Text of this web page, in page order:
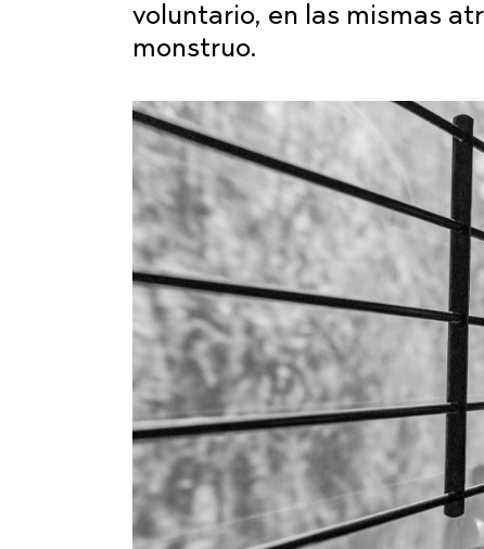
voluntario, en las mismas
monstruo.